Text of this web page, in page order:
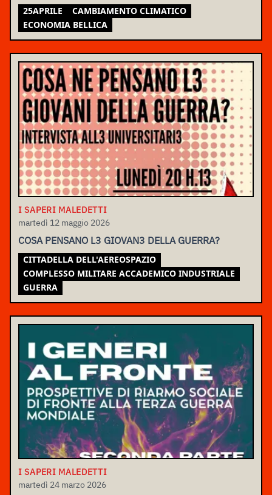
25APRILE
CAMBIAMENTO CLIMATICO
ECONOMIA BELLICA
I SAPERI MALEDETTI
martedì 12 maggio 2026
COSA PENSANO L3 GIOVAN3 DELLA GUERRA?
CITTADELLA DELL'AEREOSPAZIO
COMPLESSO MILITARE ACCADEMICO INDUSTRIALE
GUERRA
I SAPERI MALEDETTI
martedì 24 marzo 2026